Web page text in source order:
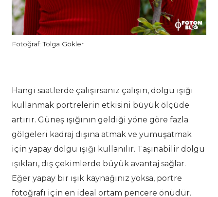
Fotoğraf: Tolga Gökler
Hangi saatlerde çalışırsanız çalışın, dolgu ışığı
kullanmak portrelerin etkisini büyük ölçüde
artırır. Güneş ışığının geldiği yöne göre fazla
gölgeleri kadraj dışına atmak ve yumuşatmak
için yapay dolgu ışığı kullanılır. Taşınabilir dolgu
ışıkları, dış çekimlerde büyük avantaj sağlar.
Eğer yapay bir ışık kaynağınız yoksa, portre
fotoğrafı için en ideal ortam pencere önüdür.